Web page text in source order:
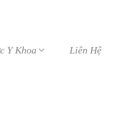
Y Khoa Liên Hệ